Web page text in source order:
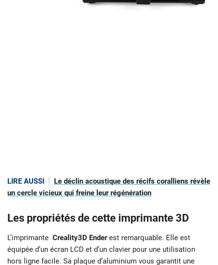
LIRE AUSSI
Le déclin acoustique des récifs coralliens révèle
un cercle vicieux qui freine leur régénération
Les propriétés de cette imprimante 3D
L’imprimante Creality3D Enderest remarquable. Elle est
équipée d’un écran LCD et d’un clavier pour une utilisation
hors ligne facile. Sa plaque d’aluminium vous garantit une